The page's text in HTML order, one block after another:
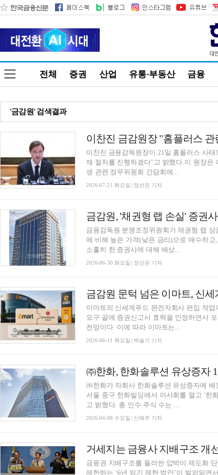
전체 증권 산업 유통·부동산 금융
'금감원' 검색결과
이찬진 금감원장 "홈플러스
이찬진 금융감독원장이 21일 홈플러스 사
재 절차를 진행하겠다"고 밝혔다.이 원장은
생 관련 정무위원회 간담회에...
2026-07-21 화요일 | 정선은 기자
금융감독원 분쟁조정위원회가 채권형 랩
에 비해 높은 가격(낮은 금리)으로 매수하
소홀히 한 증권사에 대해 배상...
2026-06-30 화요일 | 정선은 기자
금감원 문턱 넘은 이마트, 신
이마트의 신세계푸드 완전자회사 편입 작
요구 끝에 증권신고서 효력을 인정하면서
전망이다. 이에 따라 이마트는...
2026-06-11 목요일 | 박슬기 기자
㈜한화, 한화솔루션 유상증자
㈜한화가 자회사 한화솔루션 유상증자에
서울 중구 한화빌딩에서 이사회를 열고 '한
고 밝혔다. 총 인수 주식 수는 ...
2026-04-08 수요일 | 신혜주 기자
금융권 지배구조를 둘러싼 압박이 제도화
제한하는 ‘6년 임기 제한 법안’이 발의되면